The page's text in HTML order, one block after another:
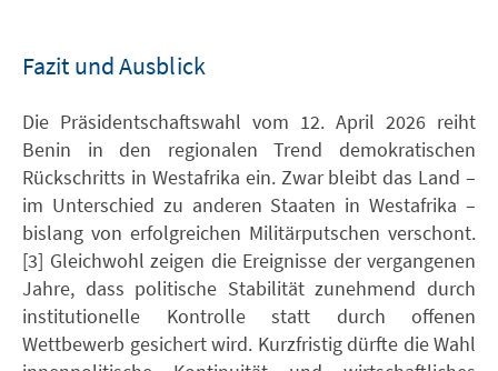
Fazit und Ausblick
Die Präsidentschaftswahl vom 12. April 2026 reiht
Benin in den regionalen Trend demokratischen
Rückschritts in Westafrika ein. Zwar bleibt das Land –
im Unterschied zu anderen Staaten in Westafrika –
bislang von erfolgreichen Militärputschen verschont.
[3] Gleichwohl zeigen die Ereignisse der vergangenen
Jahre, dass politische Stabilität zunehmend durch
institutionelle Kontrolle statt durch offenen
Wettbewerb gesichert wird. Kurzfristig dürfte die Wahl